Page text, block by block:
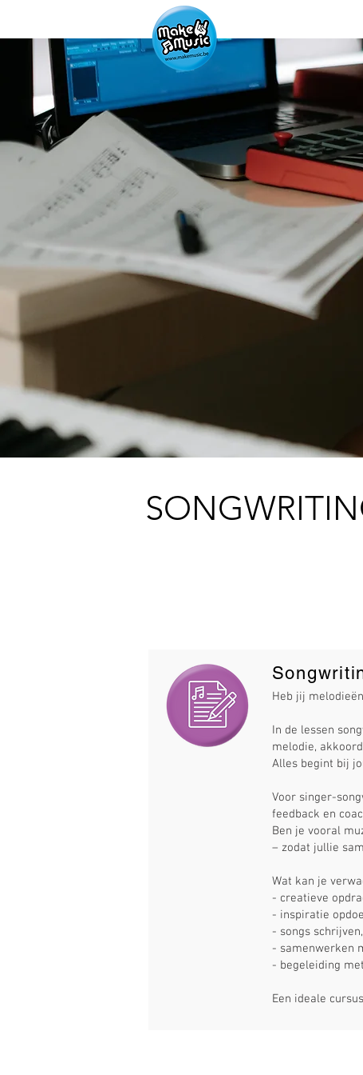
Heb jij
In de lessen
melodie,
Alles begint bij
Voor singer-
feedback en
Ben je vooral
– zodat jullie
Wat kan je
- creatieve
- inspiratie
- songs
- samenwerken
- begeleiding
Een ideale